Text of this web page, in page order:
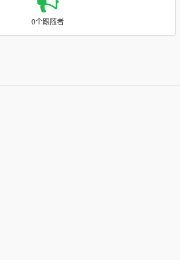
0个跟随者